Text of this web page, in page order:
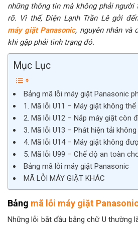
những thông tin mà không phải người
rõ. Vì thế, Điện Lạnh Trần Lê gởi
máy giặt Panasonic, nguyên nhân và
khi gặp phải tình trạng đó.
Mục Lục
Bảng mã lỗi máy giặt Panasonic
1. Mã lỗi U11 – Máy giặt không
2. Mã lỗi U12 – Nắp máy giặt còn
3. Mã lỗi U13 – Phát hiện tải
4. Mã lỗi U14 – Máy giặt không
5. Mã lỗi U99 – Chế độ an toàn
Bảng mã lỗi máy giặt Panasonic
MÃ LỖI MÁY GIẶT KHÁC
Bảng mã lỗi máy giặt
Những lỗi bắt đầu bằng chữ U thường